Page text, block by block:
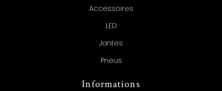
Accessoires
LED
Jantes
Pneus
Informations